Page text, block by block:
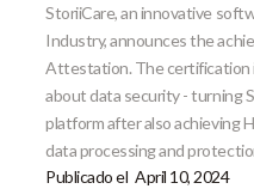
StoriiCare, an innovative
Industry, announces the
Attestation. The certification
about data security - turning
platform after also achieving
data processing and
Publicado el April 10, 2024